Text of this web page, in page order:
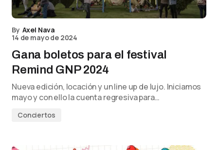
By Axel Nava
14 de mayo de 2024
Gana boletos para el festival
Remind GNP 2024
Nueva edición, locación y un line up de lujo. Iniciamos
mayo y con ello la cuenta regresiva para…
Conciertos